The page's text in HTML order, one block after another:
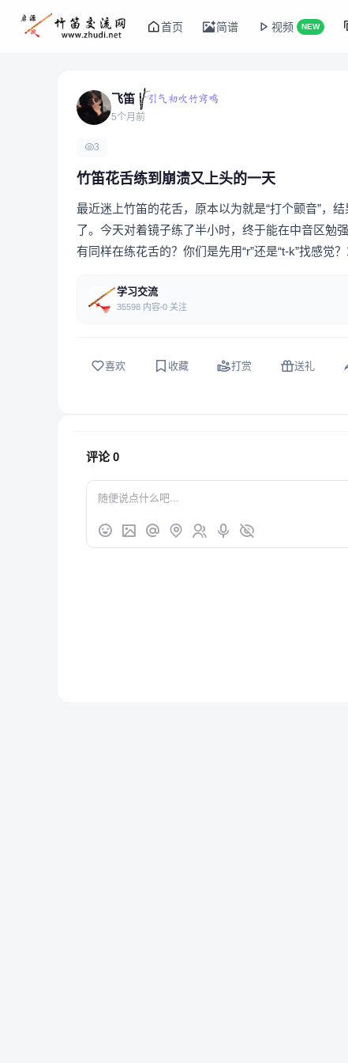
首页 简谱 视频 NEW
飞笛
5个月前
3
竹笛花舌练到崩溃又上头的一天
最近迷上竹笛的花舌，原本以为就是“打个颤音”，
了。今天对着镜子练了半小时，终于能在中音区勉
有同样在练花舌的？你们是先用“r”还是“t-k”找感觉
学习交流
35598 内容 0 关注
喜欢 收藏 打赏 送礼
评论0